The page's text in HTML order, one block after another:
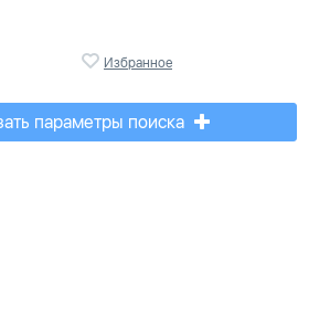
Избранное
параметры поиска